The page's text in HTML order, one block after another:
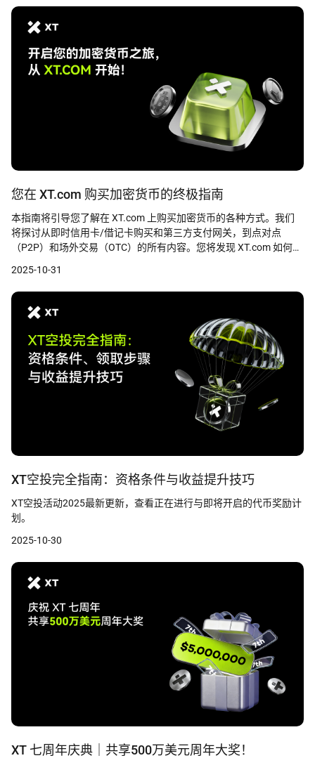
您在 XT.com 购买加密货币的终极指南
本指南将引导您了解在 XT.com 上购买加密货币的各种方式。我们
将探讨从即时信用卡/借记卡购买和第三方支付网关，到点对点
（P2P）和场外交易（OTC）的所有内容。您将发现 XT.com 如何将
验。
2025-10-31
XT空投完全指南：资格条件与收益提升技巧
XT空投活动2025最新更新，查看正在进行与即将开启的代币奖励计
划。
2025-10-30
XT 七周年庆典｜共享500万美元周年大奖！